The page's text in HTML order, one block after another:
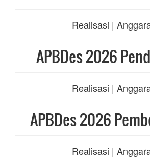
Realisasi |
APBDes 2026
Realisasi |
APBDes 2026
Realisasi |